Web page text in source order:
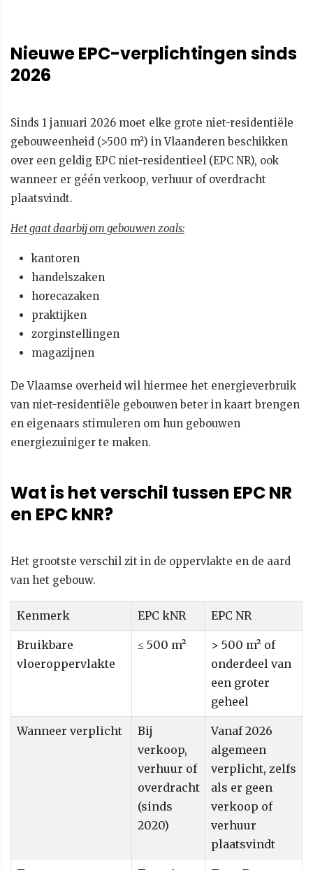
Nieuwe EPC-verplichtingen sinds
2026
Sinds 1 januari 2026 moet elke grote niet-residentiële
gebouweenheid (>500 m²) in Vlaanderen beschikken
over een geldig EPC niet-residentieel (EPC NR), ook
wanneer er géén verkoop, verhuur of overdracht
plaatsvindt.
Het gaat daarbij om gebouwen zoals:
kantoren
handelszaken
horecazaken
praktijken
zorginstellingen
magazijnen
De Vlaamse overheid wil hiermee het energieverbruik
van niet-residentiële gebouwen beter in kaart brengen
en eigenaars stimuleren om hun gebouwen
energiezuiniger te maken.
Wat is het verschil tussen EPC NR
en EPC kNR?
Het grootste verschil zit in de oppervlakte en de aard
van het gebouw.
Kenmerk EPC kNR EPC NR
Bruikbare
vloeroppervlakte
≤ 500 m²
> 500 m² of
onderdeel van
een groter
geheel
Wanneer verplicht
Bij
verkoop,
verhuur of
overdracht
(sinds
2020)
Vanaf 2026
algemeen
verplicht, zelfs
als er geen
verkoop of
verhuur
plaatsvindt